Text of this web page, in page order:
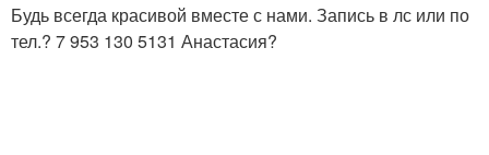
Будь всегда красивой вместе с нами. Запись в лс или по
тел.? 7 953 130 5131 Анастасия?